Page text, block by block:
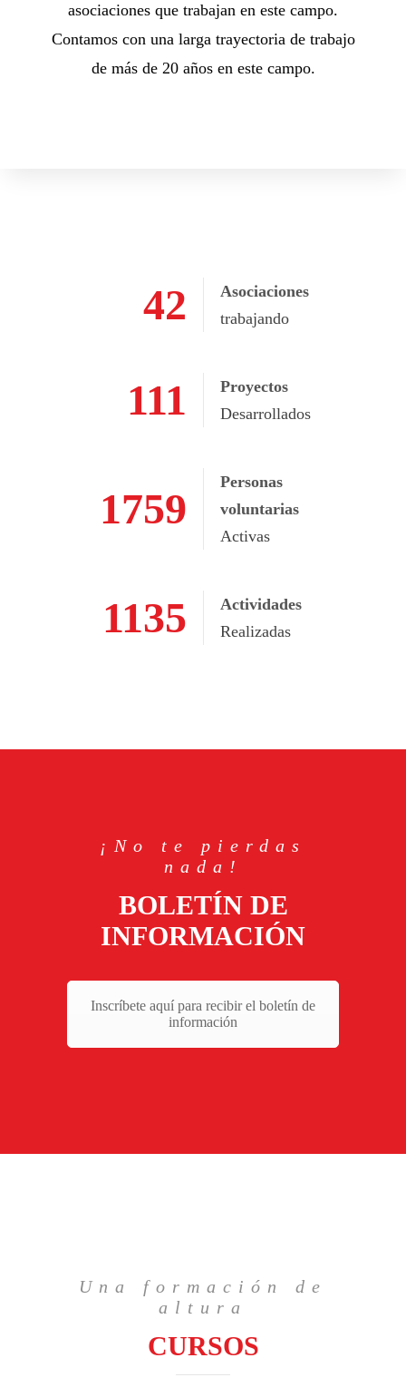
asociaciones que trabajan en este campo.
Contamos con una larga trayectoria de trabajo
de más de 20 años en este campo.
75
Asociaciones
trabajando
195
Proyectos
Desarrollados
1759
Personas
voluntarias
Activas
1989
Actividades
Realizadas
¡No te pierdas
nada!
BOLETÍN DE
INFORMACIÓN
Inscríbete aquí para recibir el boletín de
información
Una formación de
altura
CURSOS